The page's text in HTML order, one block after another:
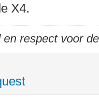
X4.
en respect voor